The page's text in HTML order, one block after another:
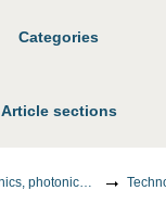
Categories
Article sections
Electronics, photonics, instrumentation and communications